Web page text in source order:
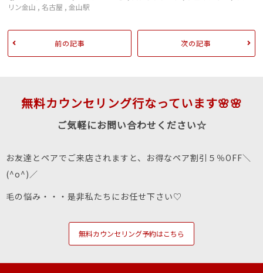
リン金山 ,名古屋 ,金山駅
前の記事 次の記事
無料カウンセリング行なっています🌸🌸
ご気軽にお問い合わせください☆
お友達とペアでご来店されますと、お得なペア割引５％OFF＼
(^o^)／
毛の悩み・・・是非私たちにお任せ下さい♡
無料カウンセリング予約はこちら